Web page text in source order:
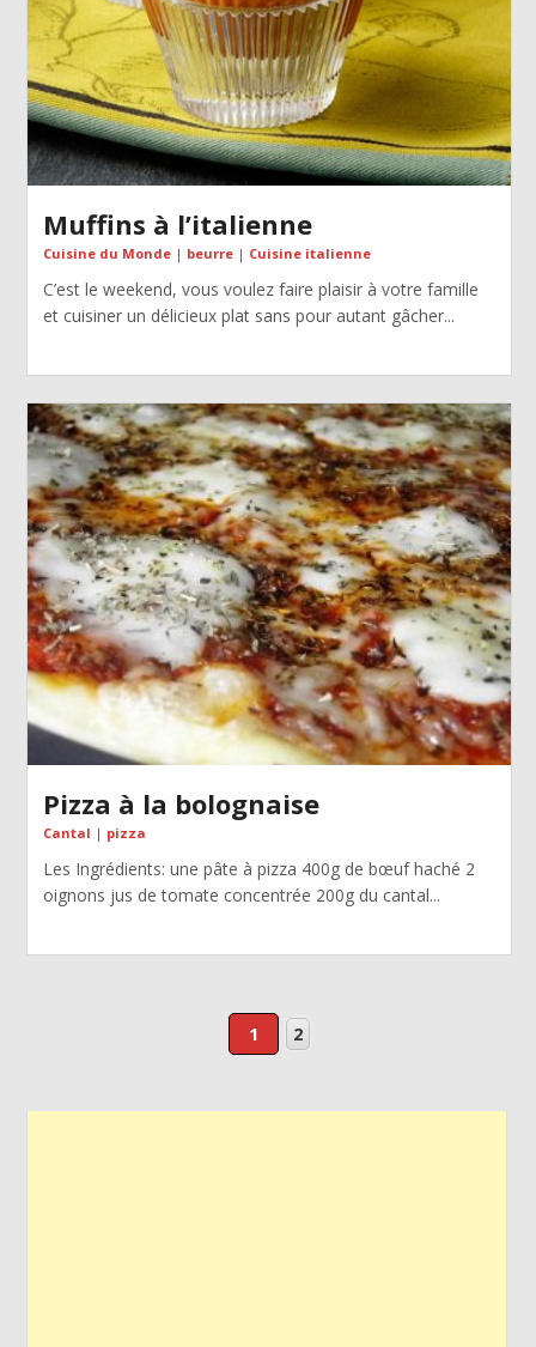
Muffins à l’italienne
Cuisine du Monde| beurre| Cuisine italienne
C’est le weekend, vous voulez faire plaisir à votre famille
et cuisiner un délicieux plat sans pour autant gâcher...
Pizza à la bolognaise
Cantal | pizza
Les Ingrédients: une pâte à pizza 400g de bœuf haché 2
oignons jus de tomate concentrée 200g du cantal...
1 2